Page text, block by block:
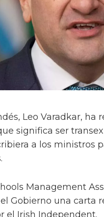
Leo Varadkar, ha
significa ser
a los ministros
Management
Gobierno una carta
el Irish Independent.